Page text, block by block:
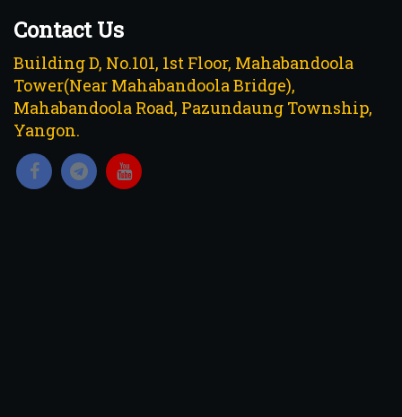
Contact Us
Building D, No.101, 1st Floor, Mahabandoola
Tower(Near Mahabandoola Bridge),
Mahabandoola Road, Pazundaung Township,
Yangon.